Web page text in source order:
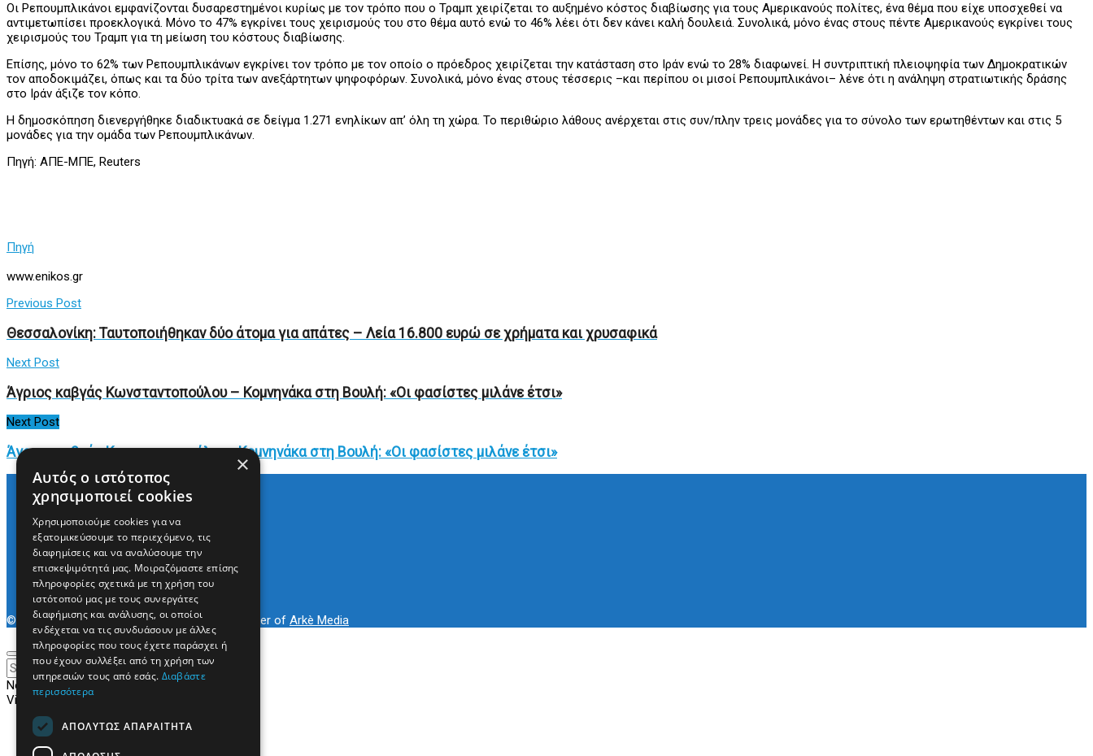
Οι Ρεπουμπλικάνοι εμφανίζονται δυσαρεστημένοι κυρίως με τον τρόπο που ο Τραμπ χειρίζεται το αυξημένο κόστος διαβίωσης για τους Αμερικανούς πολίτες, ένα θέμα που είχε υποσχεθεί να
αντιμετωπίσει προεκλογικά. Μόνο το 47% εγκρίνει τους χειρισμούς του στο θέμα αυτό ενώ το 46% λέει ότι δεν κάνει καλή δουλειά. Συνολικά, μόνο ένας στους πέντε Αμερικανούς εγκρίνει τους
χειρισμούς του Τραμπ για τη μείωση του κόστους διαβίωσης.
Επίσης, μόνο το 62% των Ρεπουμπλικάνων εγκρίνει τον τρόπο με τον οποίο ο πρόεδρος χειρίζεται την κατάσταση στο Ιράν ενώ το 28% διαφωνεί. Η συντριπτική πλειοψηφία των Δημοκρατικών
τον αποδοκιμάζει, όπως και τα δύο τρίτα των ανεξάρτητων ψηφοφόρων. Συνολικά, μόνο ένας στους τέσσερις –και περίπου οι μισοί Ρεπουμπλικάνοι– λένε ότι η ανάληψη στρατιωτικής δράσης
στο Ιράν άξιζε τον κόπο.
Η δημοσκόπηση διενεργήθηκε διαδικτυακά σε δείγμα 1.271 ενηλίκων απ’ όλη τη χώρα. Το περιθώριο λάθους ανέρχεται στις συν/πλην τρεις μονάδες για το σύνολο των ερωτηθέντων και στις 5
μονάδες για την ομάδα των Ρεπουμπλικάνων.
Πηγή: ΑΠΕ-ΜΠΕ, Reuters
Πηγή
www.enikos.gr
Previous Post
Θεσσαλονίκη: Ταυτοποιήθηκαν δύο άτομα για απάτες – Λεία 16.800 ευρώ σε χρήματα και χρυσαφικά
Next Post
Άγριος καβγάς Κωνσταντοπούλου – Κομνηνάκα στη Βουλή: «Οι φασίστες μιλάνε έτσι»
Next Post
Άγριος καβγάς Κωνσταντοπούλου - Κομνηνάκα στη Βουλή: «Οι φασίστες μιλάνε έτσι»
Arkè Media Group
Radio Preveza 93
Arkè Advertising
Όροι και Προϋποθέσεις
Επικοινωνία
© 2022PrevezapostInspired byArkè Adv Partner of Arkè Media
No Result
View All Result
Αρχική
Κόσμος
×
Αυτός ο ιστότοπος
χρησιμοποιεί cookies
Χρησιμοποιούμε cookies για να
εξατομικεύσουμε το περιεχόμενο, τις
διαφημίσεις και να αναλύσουμε την
επισκεψιμότητά μας. Μοιραζόμαστε επίσης
πληροφορίες σχετικά με τη χρήση του
ιστότοπού μας με τους συνεργάτες
διαφήμισης και ανάλυσης, οι οποίοι
ενδέχεται να τις συνδυάσουν με άλλες
πληροφορίες που τους έχετε παράσχει ή
που έχουν συλλέξει από τη χρήση των
υπηρεσιών τους από εσάς. Διαβάστε
περισσότερα
ΑΠΟΛΎΤΩΣ ΑΠΑΡΑΊΤΗΤΑ